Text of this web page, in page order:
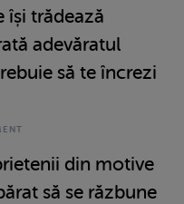
își trădează
adevăratul
să te încrezi
din motive
să se răzbune